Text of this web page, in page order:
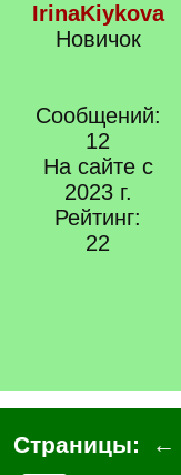
IrinaKiykova
Новичок
Сообщений:
12
На сайте с
2023 г.
Рейтинг:
22
Страницы: ←